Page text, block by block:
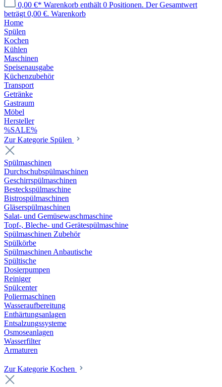
0,00 €* Warenkorb enthält 0 Positionen. Der Gesamtwert
beträgt 0,00 €. Warenkorb
Home
Spülen
Kochen
Kühlen
Maschinen
Speisenausgabe
Küchenzubehör
Transport
Getränke
Gastraum
Möbel
Hersteller
%SALE%
Zur Kategorie Spülen
Spülmaschinen
Durchschubspülmaschinen
Geschirrspülmaschinen
Besteckspülmaschine
Bistrospülmaschinen
Gläserspülmaschinen
Salat- und Gemüsewaschmaschine
Topf-, Bleche- und Gerätespülmaschine
Spülmaschinen Zubehör
Spülkörbe
Spülmaschinen Anbautische
Spültische
Dosierpumpen
Reiniger
Spülcenter
Poliermaschinen
Wasseraufbereitung
Enthärtungsanlagen
Entsalzungssysteme
Osmoseanlagen
Wasserfilter
Armaturen
Zur Kategorie Kochen